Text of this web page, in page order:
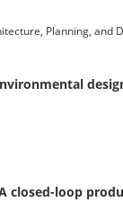
Planning, and
closed-loop